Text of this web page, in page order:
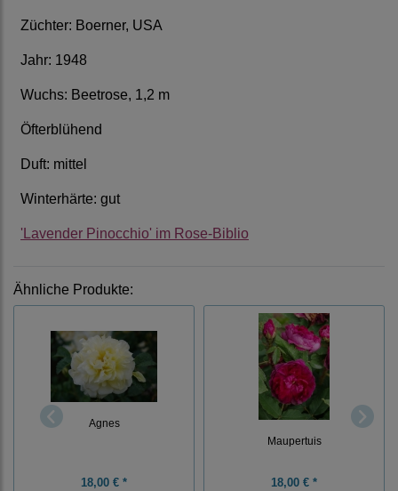
Züchter: Boerner, USA
Jahr: 1948
Wuchs: Beetrose, 1,2 m
Öfterblühend
Duft: mittel
Winterhärte: gut
'Lavender Pinocchio' im Rose-Biblio
Ähnliche Produkte:
Agnes
18,00 € *
Maupertuis
18,00 € *